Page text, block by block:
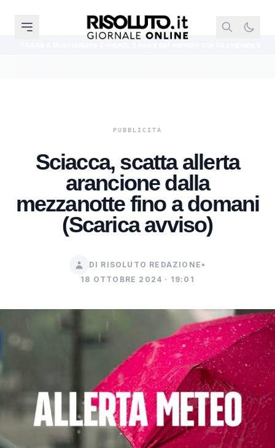
Sciacca, scatta allerta
arancione dalla
mezzanotte fino a domani
(Scarica avviso)
DI RISOLUTO REDAZIONE •
18 OTTOBRE 2024 · 19:01